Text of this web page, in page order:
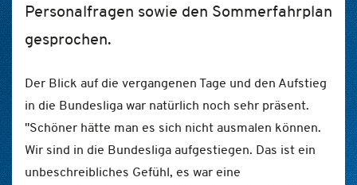
Personalfragen sowie den Sommerfahrplan
gesprochen.
Der Blick auf die vergangenen Tage und den Aufstieg
in die Bundesliga war natürlich noch sehr präsent.
"Schöner hätte man es sich nicht ausmalen können.
Wir sind in die Bundesliga aufgestiegen. Das ist ein
unbeschreibliches Gefühl, es war eine